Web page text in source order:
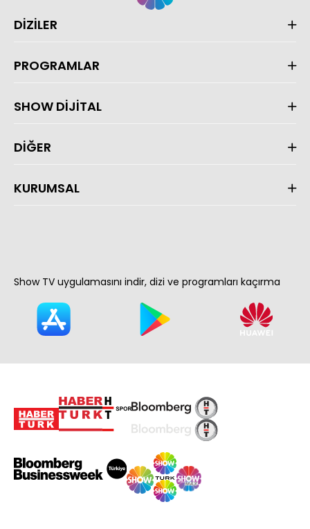
DİZİLER
PROGRAMLAR
SHOW DİJİTAL
DİĞER
KURUMSAL
Show TV uygulamasını indir, dizi ve programları kaçırma